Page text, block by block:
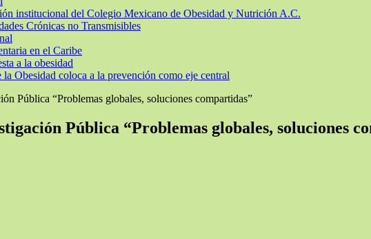
institucional del Colegio Mexicano de Obesidad y Nutrición A.C.
Crónicas no Transmisibles
en el Caribe
a la obesidad
Obesidad coloca a la prevención como eje central
Pública “Problemas globales, soluciones compartidas”
Pública “Problemas globales, soluciones